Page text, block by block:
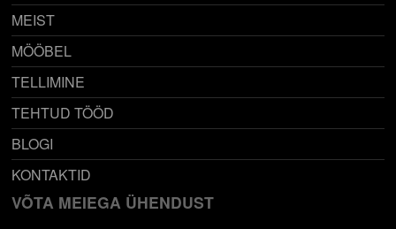
MEIST
MÖÖBEL
TELLIMINE
TEHTUD TÖÖD
BLOGI
KONTAKTID
VÕTA MEIEGA ÜHENDUST